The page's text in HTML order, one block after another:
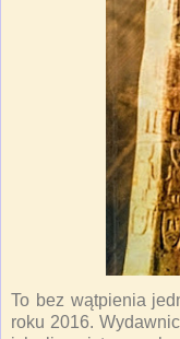
To bez wątpienia
roku 2016.